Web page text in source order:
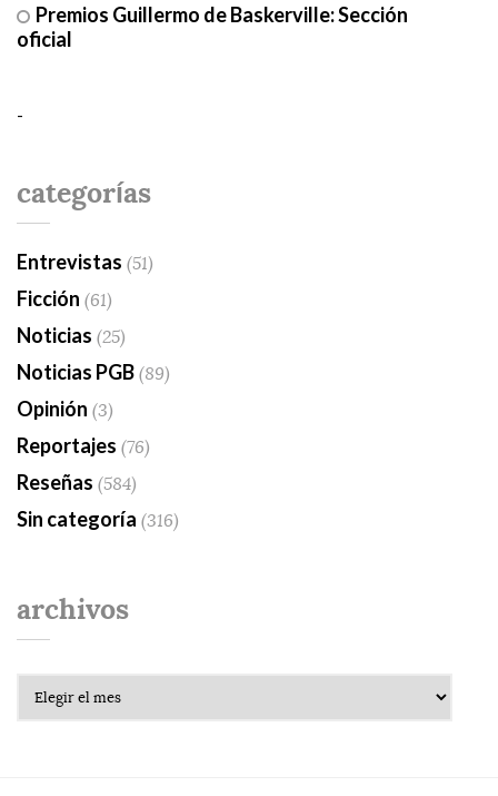
Premios Guillermo de Baskerville: Sección
oficial
-
categorías
Entrevistas (51)
Ficción (61)
Noticias (25)
Noticias PGB(89)
Opinión (3)
Reportajes (76)
Reseñas (584)
Sin categoría (316)
archivos